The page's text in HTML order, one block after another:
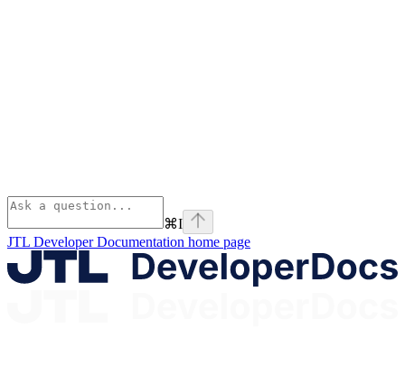
⌘I
JTL Developer Documentation home page